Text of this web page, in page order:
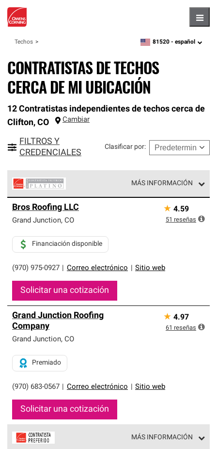
Techos zipcode,language
81520 - español
CONTRATISTAS DE TECHOS
CERCA DE MI UBICACIÓN
12 Contratistas independientes de techos cerca de
Clifton, CO Cambiar
FILTROS Y
CREDENCIALES
Clasificar por:
MÁS INFORMACIÓN
Corning constituyen el nivel superior de nuestra red
exclusiva y cumplen con estándares estrictos de
Solo ellos pueden ofrecer nuestra mejor garantía de
sistemas de techos.
Bros Roofing LLC
Grand Junction, CO
(970) 975-0927 Correo electrónico Sitio web
Financiación disponible
Solicitar una cotización
★ 4.59
51 reseñas
Grand Junction Roofing
Company
Grand Junction, CO
(970) 683-0567 Correo electrónico Sitio web
Premiado
Solicitar una cotización
★ 4.97
61 reseñas
MÁS INFORMACIÓN